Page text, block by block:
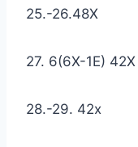
25.-26.48X
27. 6(6X-1E) 42X
28.-29. 42x